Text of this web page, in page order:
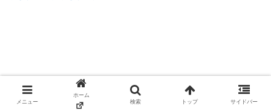
他にも、通販サイトで発売されています。
メニュー
ホーム
検索
トップ サイドバー